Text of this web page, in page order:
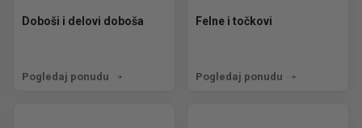
Doboši i delovi doboša
Pogledaj ponudu
Felne i točkovi
Pogledaj ponudu